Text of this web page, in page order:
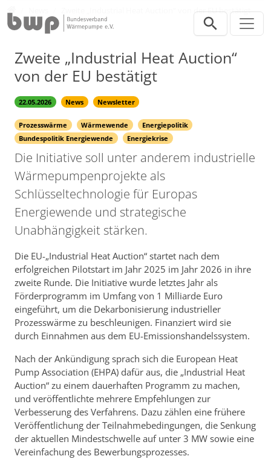
Zweite „Industrial Heat Auction“ von der EU bestätigt
Zweite „Industrial Heat Auction“
von der EU bestätigt
22.05.2026 News Newsletter
Prozesswärme Wärmewende
Energiepolitik
Bundespolitik Energiewende
Energiekrise
Die Initiative soll unter anderem industrielle
Wärmepumpenprojekte als
Schlüsseltechnologie für Europas
Energiewende und strategische
Unabhängigkeit stärken.
Die EU-„Industrial Heat Auction“ startet nach dem
erfolgreichen Pilotstart im Jahr 2025 im Jahr 2026 in ihre
zweite Runde. Die Initiative wurde letztes Jahr als
Förderprogramm im Umfang von 1 Milliarde Euro
eingeführt, um die Dekarbonisierung industrieller
Prozesswärme zu beschleunigen. Finanziert wird sie
durch Einnahmen aus dem EU-Emissionshandelssystem.
Nach der Ankündigung sprach sich die European Heat
Pump Association (EHPA) dafür aus, die „Industrial Heat
Auction“ zu einem dauerhaften Programm zu machen,
und veröffentlichte mehrere Empfehlungen zur
Verbesserung des Verfahrens. Dazu zählen eine frühere
Veröffentlichung der Teilnahmebedingungen, die Senkung
der aktuellen Mindestschwelle auf unter 3 MW sowie eine
Vereinfachung des Bewerbungsprozesses.